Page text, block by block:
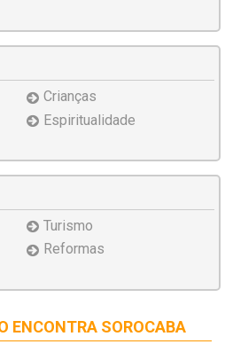
Crianças
Espiritualidade
Turismo
Reformas
ENCONTRA SOROCABA